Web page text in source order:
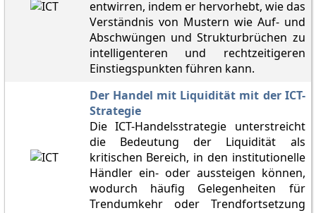
entwirren, indem er hervorhebt, wie das
Verständnis von Mustern wie Auf- und
Abschwüngen und Strukturbrüchen zu
intelligenteren und rechtzeitigeren
Einstiegspunkten führen kann.
Der Handel mit Liquidität mit der ICT-
Strategie
Die ICT-Handelsstrategie unterstreicht
die Bedeutung der Liquidität als
kritischen Bereich, in den institutionelle
Händler ein- oder aussteigen können,
wodurch häufig Gelegenheiten für
Trendumkehr oder Trendfortsetzung